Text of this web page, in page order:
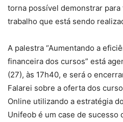
torna possível demonstrar
trabalho que está sendo
A palestra “Aumentando a
financeira dos cursos” está
(27), às 17h40, e será o
Falarei sobre a oferta dos
Online utilizando a estratégia
Unifeob é um case de sucesso